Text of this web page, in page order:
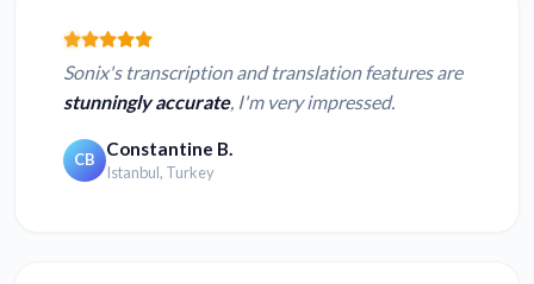
Sonix's transcription and translation features are
stunningly accurate, I'm very impressed.
CB Constantine B.
Istanbul, Turkey